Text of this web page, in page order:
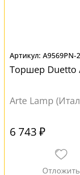
A9569PN-
Торшер Duetto
Arte Lamp
6 743 ₽